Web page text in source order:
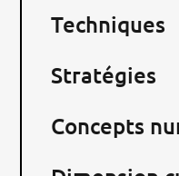
Techniques
Stratégies
Concepts